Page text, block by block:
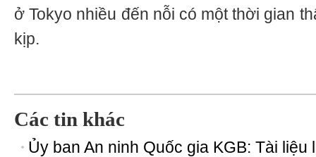
ở Tokyo nhiều đến nỗi có một thời gian
kịp.
Các tin khác
Ủy ban An ninh Quốc gia KGB: Tài liệu